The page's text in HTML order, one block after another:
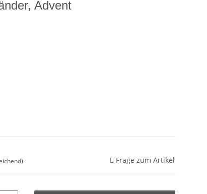
Advent
Frage zum Artikel